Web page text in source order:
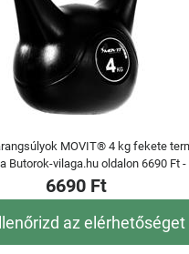
MOVIT® 4 kg fekete
Butorok-vilaga.hu oldalon 6690 Ft
6690 Ft
az elérhetőséget